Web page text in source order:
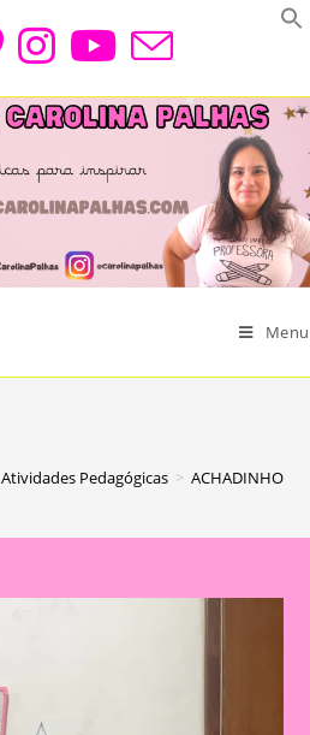
Menu
Atividades Pedagógicas > ACHADINHOS